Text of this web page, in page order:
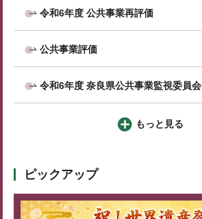
令和6年度 公共事業再評価
公共事業評価
令和6年度 奈良県公共事業監視委員会
もっと見る
ピックアップ